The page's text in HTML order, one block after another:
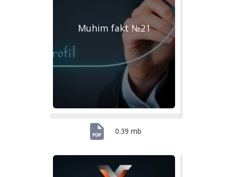
Muhim fakt №21
0.39 mb